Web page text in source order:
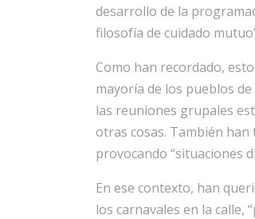
desarrollo de la
filosofía de cuidado
Como han recordado,
mayoría de los pueblos
las reuniones grupales
otras cosas. También
provocando “situaciones
En ese contexto, han
los carnavales en la calle,